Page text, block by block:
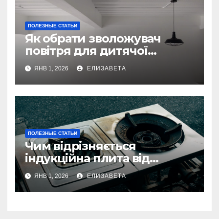
ПОЛЕЗНЫЕ СТАТЬИ
Як обрати зволожувач
повітря для дитячої
кімнати
ЯНВ 1, 2026 ЕЛИЗАВЕТА
ПОЛЕЗНЫЕ СТАТЬИ
Чим відрізняється
індукційна плита від
електричної: переваги та
недоліки
ЯНВ 1, 2026 ЕЛИЗАВЕТА